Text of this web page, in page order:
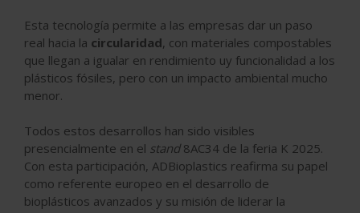
Esta tecnología permite a las empresas dar un paso
real hacia la circularidad, con materiales compostables
que llegan a igualar en rendimiento uy funcionalidad a los
plásticos fósiles, pero con un impacto ambiental mucho
menor.
Todos estos desarrollos han sido visibles
presencialmente en el stand8AC34 de la feria K 2025.
Con esta participación, ADBioplastics reafirma su papel
como referente europeo en el desarrollo de
bioplásticos avanzados y su misión de liderar la